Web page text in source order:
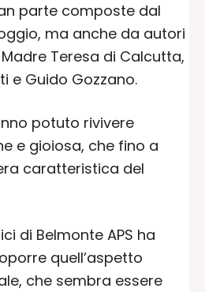
parte composte dal
ma anche da autori
Teresa di Calcutta,
e Guido Gozzano.
potuto rivivere
e gioiosa, che fino a
caratteristica del
di Belmonte APS ha
quell’aspetto
che sembra essere